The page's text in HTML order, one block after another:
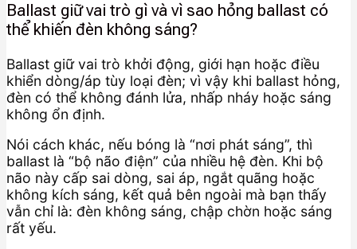
Ballast giữ vai trò gì và vì sao hỏng ballast có
thể khiến đèn không sáng?
Ballast giữ vai trò khởi động, giới hạn hoặc điều
khiển dòng/áp tùy loại đèn; vì vậy khi ballast hỏng,
đèn có thể không đánh lửa, nhấp nháy hoặc sáng
không ổn định.
Nói cách khác, nếu bóng là “nơi phát sáng”, thì
ballast là “bộ não điện” của nhiều hệ đèn. Khi bộ
não này cấp sai dòng, sai áp, ngắt quãng hoặc
không kích sáng, kết quả bên ngoài mà bạn thấy
vẫn chỉ là: đèn không sáng, chập chờn hoặc sáng
rất yếu.